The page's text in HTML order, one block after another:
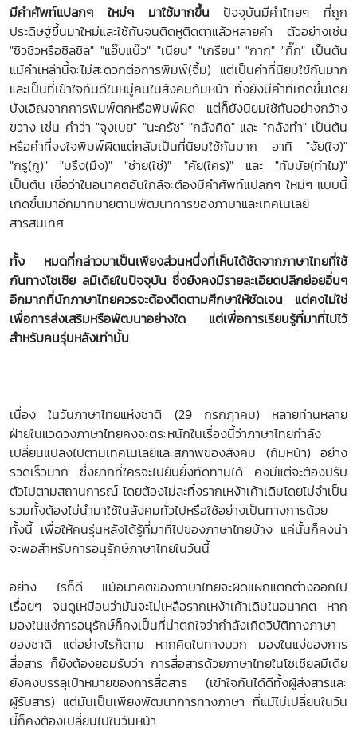
มีคำศัพท์แปลกๆ ใหม่ๆ มาใช้มากขึ้น ปัจจุบันมีคำไทยๆ ที่ถูก
ประดิษฐ์ขึ้นมาใหม่และใช้กันจนติดหูติดตาแล้วหลายคำ ตัวอย่างเช่น
"ชิวชิวหรือชิลชิล" "แอ๊บแบ๊ว" "เนียน" "เกรียน" "กาก" "กิ๊ก" เป็นต้น
แม้คำเหล่านี้จะไม่สะดวกต่อการพิมพ์(จิ้ม) แต่เป็นคำที่นิยมใช้กันมาก
และเป็นที่เข้าใจกันดีในหมู่คนในสังคมก้มหน้า ทั้งยังมีคำที่เกิดขึ้นโดย
บังเอิญจากการพิมพ์ตกหรือพิมพ์ผิด แต่ก็ยังนิยมใช้กันอย่างกว้าง
ขวาง เช่น คำว่า "จุงเบย" "นะครัช" "กลังคิด" และ "กลังทำ" เป็นต้น
หรือคำที่จงใจพิมพ์ผิดแต่กลับเป็นที่นิยมใช้กันมาก อาทิ "จัย(ใจ)"
"กรู(กู)" "มรึง(มึง)" "ช่าย(ใช่)" "คัย(ใคร)" และ "ทัมมัย(ทำไม)"
เป็นต้น เชื่อว่าในอนาคตอันใกล้จะต้องมีคำศัพท์แปลกๆ ใหม่ๆ แบบนี้
เกิดขึ้นมาอีกมากมายตามพัฒนาการของภาษาและเทคโนโลยี
สารสนเทศ
ทั้ง หมดที่กล่าวมาเป็นเพียงส่วนหนึ่งที่เห็นได้ชัดจากภาษาไทยที่ใช้
กันทางโซเชีย ลมีเดียในปัจจุบัน ซึ่งยังคงมีรายละเอียดปลีกย่อยอื่นๆ
อีกมากที่นักภาษาไทยควรจะต้องติดตามศึกษาให้ชัดเจน แต่คงไม่ใช่
เพื่อการส่งเสริมหรือพัฒนาอย่างใด แต่เพื่อการเรียนรู้ที่มาที่ไปไว้
สำหรับคนรุ่นหลังเท่านั้น
เนื่อง ในวันภาษาไทยแห่งชาติ (29 กรกฎาคม) หลายท่านหลาย
ฝ่ายในแวดวงภาษาไทยคงจะตระหนักในเรื่องนี้ว่าภาษาไทยกำลัง
เปลี่ยนแปลงไปตามเทคโนโลยีและสภาพของสังคม (ก้มหน้า) อย่าง
รวดเร็วมาก ซึ่งยากที่ใครจะไปยับยั้งทัดทานได้ คงมีแต่จะต้องปรับ
ตัวไปตามสถานการณ์ โดยต้องไม่ละทิ้งรากเหง้าเค้าเดิมโดยไม่จำเป็น
รวมทั้งต้องไม่นำมาใช้ในสังคมทั่วไปหรือใช้อย่างเป็นทางการด้วย
ทั้งนี้ เพื่อให้คนรุ่นหลังได้รู้ที่มาที่ไปของภาษาไทยบ้าง แค่นั้นก็คงน่า
จะพอสำหรับการอนุรักษ์ภาษาไทยในวันนี้
อย่าง ไรก็ดี แม้อนาคตของภาษาไทยจะผิดแผกแตกต่างออกไป
เรื่อยๆ จนดูเหมือนว่ามันจะไม่เหลือรากเหง้าเค้าเดิมในอนาคต หาก
มองในแง่การอนุรักษ์ก็คงเป็นที่น่าตกใจว่ากำลังเกิดวิบัติทางภาษา
ของชาติ แต่อย่างไรก็ตาม หากคิดในทางบวก มองในแง่ของการ
สื่อสาร ก็ยังต้องยอมรับว่า การสื่อสารด้วยภาษาไทยในโซเชียลมีเดีย
ยังคงบรรลุเป้าหมายของการสื่อสาร (เข้าใจกันได้ดีทั้งผู้ส่งสารและ
ผู้รับสาร) แต่มันเป็นเพียงพัฒนาการทางภาษา ที่แม้ไม่เปลี่ยนในวัน
นี้ก็คงต้องเปลี่ยนไปในวันหน้า